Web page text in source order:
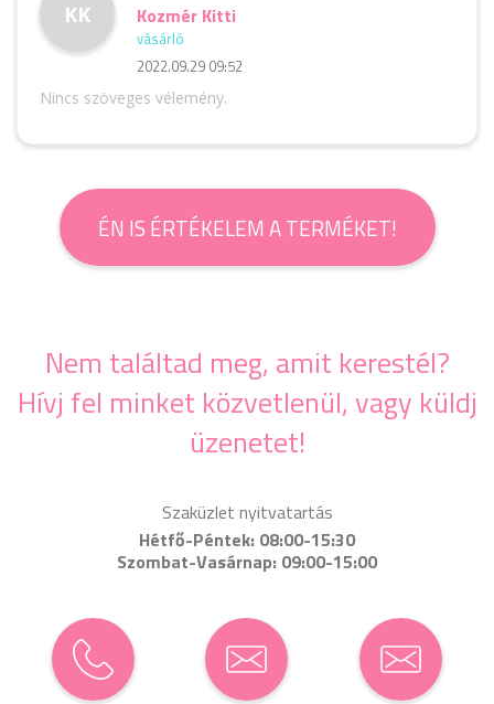
KK Kozmér Kitti
vásárló
2022.09.29 09:52
Nincs szöveges vélemény.
ÉN IS ÉRTÉKELEM A TERMÉKET!
Nem találtad meg, amit kerestél?
Hívj fel minket közvetlenül, vagy küldj
üzenetet!
Szaküzlet nyitvatartás
Hétfő-Péntek: 08:00-15:30
Szombat-Vasárnap: 09:00-15:00